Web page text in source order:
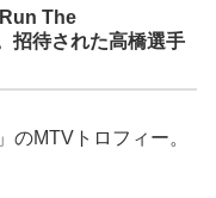
The
招待された高橋選手
のMTVトロフィー。